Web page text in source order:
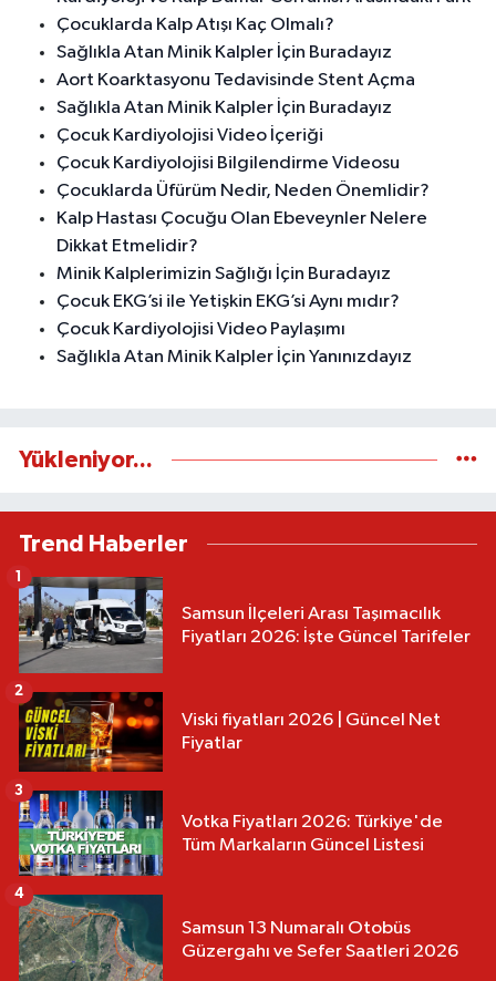
Çocuklarda Kalp Atışı Kaç Olmalı?
Sağlıkla Atan Minik Kalpler İçin Buradayız
Aort Koarktasyonu Tedavisinde Stent Açma
Sağlıkla Atan Minik Kalpler İçin Buradayız
Çocuk Kardiyolojisi Video İçeriği
Çocuk Kardiyolojisi Bilgilendirme Videosu
Çocuklarda Üfürüm Nedir, Neden Önemlidir?
Kalp Hastası Çocuğu Olan Ebeveynler Nelere
Dikkat Etmelidir?
Minik Kalplerimizin Sağlığı İçin Buradayız
Çocuk EKG’si ile Yetişkin EKG’si Aynı mıdır?
Çocuk Kardiyolojisi Video Paylaşımı
Sağlıkla Atan Minik Kalpler İçin Yanınızdayız
Yükleniyor...
Trend Haberler
Samsun İlçeleri Arası Taşımacılık
Fiyatları 2026: İşte Güncel Tarifeler
1
Viski fiyatları 2026 | Güncel Net
Fiyatlar
2
Votka Fiyatları 2026: Türkiye'de
Tüm Markaların Güncel Listesi
3
Samsun 13 Numaralı Otobüs
Güzergahı ve Sefer Saatleri 2026
4